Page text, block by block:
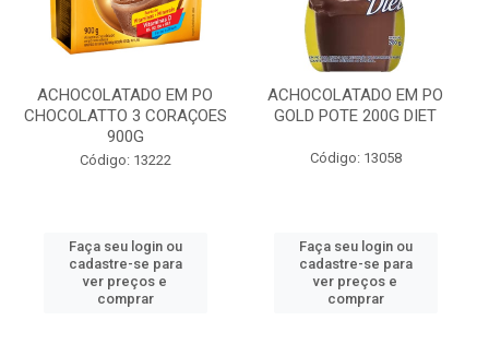
ACHOCOLATADO EM PO
CHOCOLATTO 3 CORAÇOES
900G
Código: 13222
Faça seu login ou
cadastre-se para
ver preços e
comprar
ACHOCOLATADO EM PO
GOLD POTE 200G DIET
Código: 13058
Faça seu login ou
cadastre-se para
ver preços e
comprar